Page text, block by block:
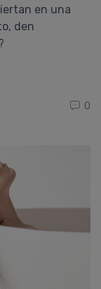
en una
den
0